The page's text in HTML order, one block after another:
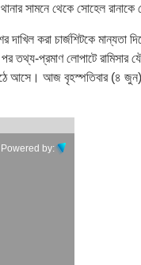
সামনে থেকে সোহেল
করা চার্জশিটকে মান্যতা
প্রমাণ লোপাটে রামিসার
উঠে আসে। আজ বৃহস্পতিবার
Powered by: